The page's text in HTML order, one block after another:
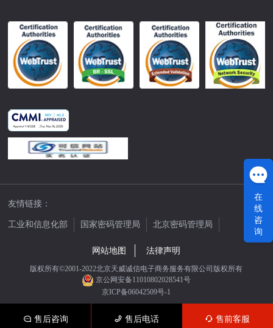
友情链接：
工业和信息化部 国家密码管理局
北京密码管理局
网站地图
法律声明
版权所有©2001-2022北京天威诚信电子商务服务有限公司版权所有
京公网安备11010802028541号
京ICP备06042509号-1
售后咨询 售后电话 售前客服
在
线
咨
询